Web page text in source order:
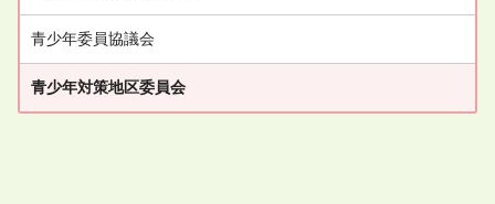
青少年委員協議会
青少年対策地区委員会